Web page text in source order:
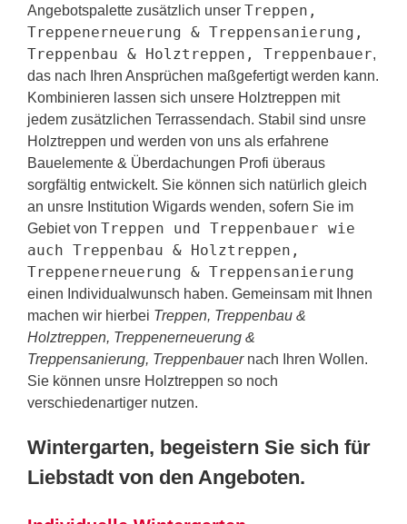
Angebotspalette zusätzlich unser Treppen,
Treppenerneuerung & Treppensanierung,
Treppenbau & Holztreppen, Treppenbauer,
das nach Ihren Ansprüchen maßgefertigt werden kann.
Kombinieren lassen sich unsere Holztreppen mit
jedem zusätzlichen Terrassendach. Stabil sind unsre
Holztreppen und werden von uns als erfahrene
Bauelemente & Überdachungen Profi überaus
sorgfältig entwickelt. Sie können sich natürlich gleich
an unsre Institution Wigards wenden, sofern Sie im
Gebiet von Treppen und Treppenbauer wie
auch Treppenbau & Holztreppen,
Treppenerneuerung & Treppensanierung
einen Individualwunsch haben. Gemeinsam mit Ihnen
machen wir hierbei Treppen, Treppenbau &
Holztreppen, Treppenerneuerung &
Treppensanierung, Treppenbauernach Ihren Wollen.
Sie können unsre Holztreppen so noch
verschiedenartiger nutzen.
Wintergarten, begeistern Sie sich für
Liebstadt von den Angeboten.